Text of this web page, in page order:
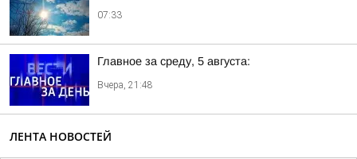
07:33
Главное за среду, 5 августа:
Вчера, 21:48
ЛЕНТА НОВОСТЕЙ